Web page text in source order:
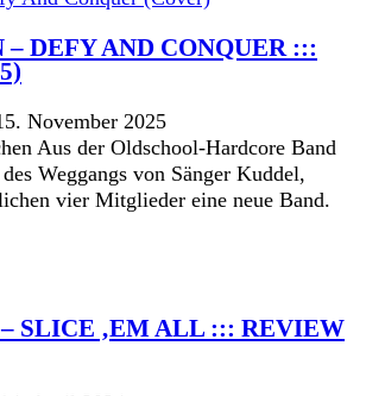
– DEFY AND CONQUER :::
November 2025
Aus der Oldschool-Hardcore Band
Weggangs von Sänger Kuddel,
vier Mitglieder eine neue Band.
SLICE ‚EM ALL ::: REVIEW